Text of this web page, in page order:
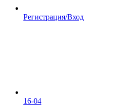
Регистрация/Вход
16-04